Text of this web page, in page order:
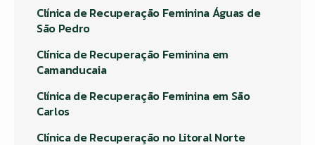
Clínica de Recuperação Feminina Águas de
São Pedro
Clínica de Recuperação Feminina em
Camanducaia
Clínica de Recuperação Feminina em São
Carlos
Clínica de Recuperação no Litoral Norte